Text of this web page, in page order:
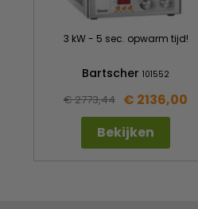
3 kW - 5 sec. opwarm tijd!
Bartscher 101552
€ 2773,44 € 2136,00
Bekijken